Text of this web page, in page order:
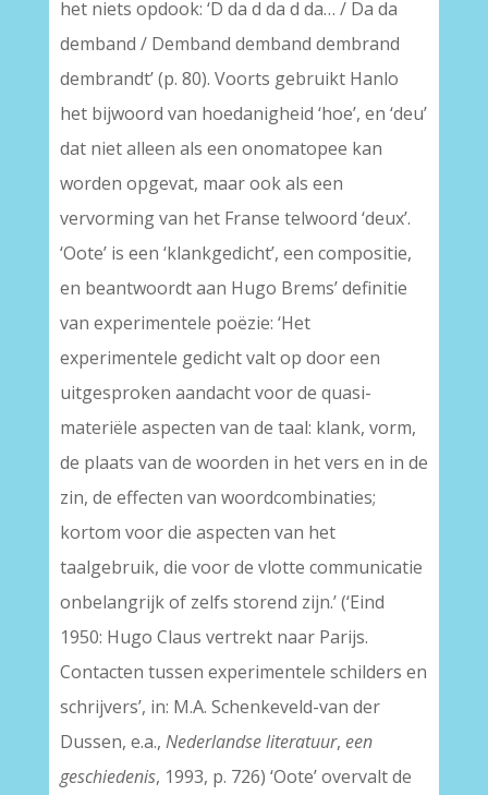
het niets opdook: ‘D da d da d da… / Da da
demband / Demband demband dembrand
dembrandt’ (p. 80). Voorts gebruikt Hanlo
het bijwoord van hoedanigheid ‘hoe’, en ‘deu’
dat niet alleen als een onomatopee kan
worden opgevat, maar ook als een
vervorming van het Franse telwoord ‘deux’.
‘Oote’ is een ‘klankgedicht’, een compositie,
en beantwoordt aan Hugo Brems’ definitie
van experimentele poëzie: ‘Het
experimentele gedicht valt op door een
uitgesproken aandacht voor de quasi-
materiële aspecten van de taal: klank, vorm,
de plaats van de woorden in het vers en in de
zin, de effecten van woordcombinaties;
kortom voor die aspecten van het
taalgebruik, die voor de vlotte communicatie
onbelangrijk of zelfs storend zijn.’ (‘Eind
1950: Hugo Claus vertrekt naar Parijs.
Contacten tussen experimentele schilders en
schrijvers’, in: M.A. Schenkeveld-van der
Dussen, e.a., Nederlandse literatuur, een
geschiedenis, 1993, p. 726) ‘Oote’ overvalt de